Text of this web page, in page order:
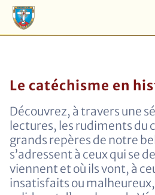
Le catéchisme en
Découvrez, à travers une
lectures, les rudiments du
grands repères de notre
s’adressent à ceux qui se
viennent et où ils vont, à
insatisfaits ou